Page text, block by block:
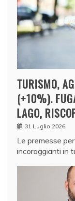
TURISMO,
(+10%).
LAGO,
31 Luglio 2026
Le premesse
incoraggianti in